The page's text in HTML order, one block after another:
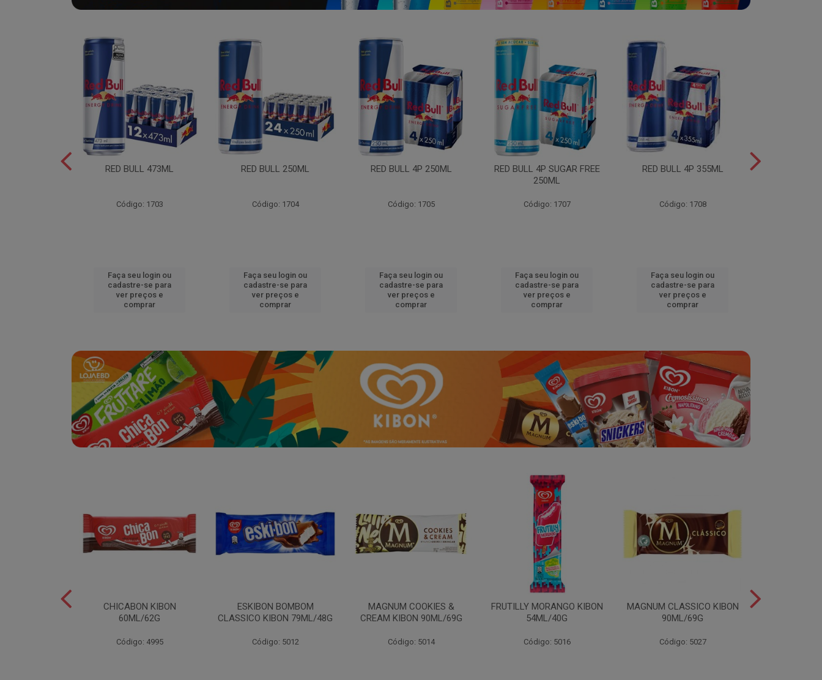
RED BULL 473ML
Código: 1703
Faça seu login ou
cadastre-se para
ver preços e
comprar
RED BULL 250ML
Código: 1704
Faça seu login ou
cadastre-se para
ver preços e
comprar
RED BULL 4P 250ML
Código: 1705
Faça seu login ou
cadastre-se para
ver preços e
comprar
RED BULL 4P SUGAR FREE
250ML
Código: 1707
Faça seu login ou
cadastre-se para
ver preços e
comprar
RED BULL 4P 355ML
Código: 1708
Faça seu login ou
cadastre-se para
ver preços e
comprar
CHICABON KIBON
60ML/62G
Código: 4995
ESKIBON BOMBOM
CLASSICO KIBON 79ML/48G
Código: 5012
MAGNUM COOKIES &
CREAM KIBON 90ML/69G
Código: 5014
FRUTILLY MORANGO KIBON
54ML/40G
Código: 5016
MAGNUM CLASSICO KIBON
90ML/69G
Código: 5027